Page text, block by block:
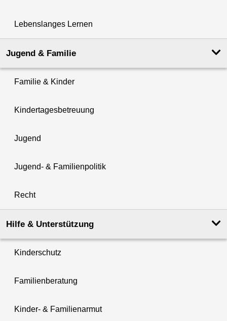
Lebenslanges Lernen
Jugend & Familie
Familie & Kinder
Kindertagesbetreuung
Jugend
Jugend- & Familienpolitik
Recht
Hilfe & Unterstützung
Kinderschutz
Familienberatung
Kinder- & Familienarmut